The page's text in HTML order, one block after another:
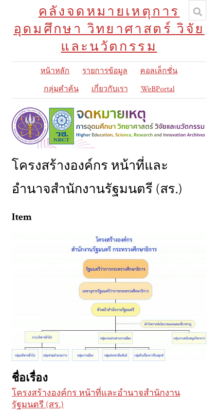
คลังจดหมายเหตุการ
อุดมศึกษา วิทยาศาสตร์ วิจัย
และนวัตกรรม
หน้าหลัก รายการข้อมูล
คอลเล็กชั่น
กลุ่มคำค้น
เกี่ยวกับเรา WeBPortal
โครงสร้างองค์กร หน้าที่และ
อำนาจสำนักงานรัฐมนตรี (สร.)
Item
ชื่อเรื่อง
โครงสร้างองค์กร หน้าที่และอำนาจสำนักงาน
รัฐมนตรี (สร.)